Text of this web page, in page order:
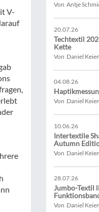
V-
Von Antje
20.07.26
Techtextil
Kette
Von Daniel
04.08.26
Von Daniel
10.06.26
Intertextile
Autumn
Von Daniel
28.07.26
Jumbo-Textil
Von Daniel